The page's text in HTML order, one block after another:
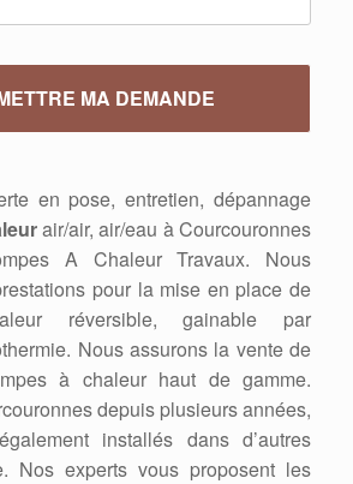
en pose, entretien, dépannage
air/air, air/eau à Courcouronnes
A Chaleur Travaux. Nous
pour la mise en place de
réversible, gainable par
Nous assurons la vente de
à chaleur haut de gamme.
depuis plusieurs années,
installés dans d’autres
Nos experts vous proposent les